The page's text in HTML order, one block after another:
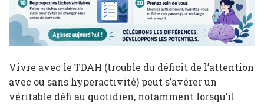
Vivre avec le TDAH (trouble du déficit de l’attention
avec ou sans hyperactivité) peut s’avérer un
véritable défi au quotidien, notamment lorsqu’il